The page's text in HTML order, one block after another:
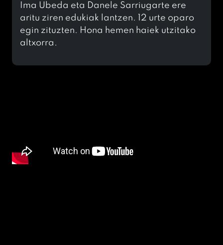
Ima Ubeda eta Danele Sarriugarte ere
aritu ziren edukiak lantzen. 12 urte oparo
egin zituzten. Hona hemen haiek utzitako
altxorra.